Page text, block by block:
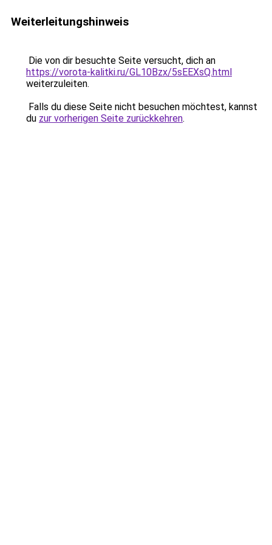
Weiterleitungshinweis
Die von dir besuchte Seite versucht, dich an
https://vorota-kalitki.ru/GL10Bzx/5sEEXsQ.html
weiterzuleiten.
Falls du diese Seite nicht besuchen möchtest, kannst
du zur vorherigen Seite zurückkehren.